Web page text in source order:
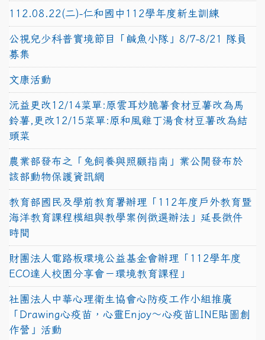
112.08.22(二)-仁和國中112學年度新生訓練
公視兒少科普實境節目「鹹魚小隊」8/7-8/21 隊員
募集
文康活動
沅益更改12/14菜單:原雲耳炒脆薯食材豆薯改為馬
鈴薯,更改12/15菜單:原和風雞丁湯食材豆薯改為結
頭菜
農業部發布之「兔飼養與照顧指南」業公開發布於
該部動物保護資訊網
教育部國民及學前教育署辦理「112年度戶外教育暨
海洋教育課程模組與教學案例徵選辦法」延長徵件
時間
財團法人電路板環境公益基金會辦理「112學年度
ECO達人校園分享會－環境教育課程」
社團法人中華心理衛生協會心防疫工作小組推廣
「Drawing心疫苗，心靈Enjoy〜心疫苗LINE貼圖創
作營」活動